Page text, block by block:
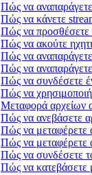
Πώς να
Πώς να κάνετε
Πώς να προσθέσετε
Πώς να ακούτε
Πώς να
Πώς να
Πώς να συνδέσετε
Πώς να
Μεταφορά αρχείων
Πώς να ανεβάσετε
Πώς να μεταφέρετε
Πώς να μεταφέρετε
Πώς να συνδέσετε
Πώς να κατεβάσετε